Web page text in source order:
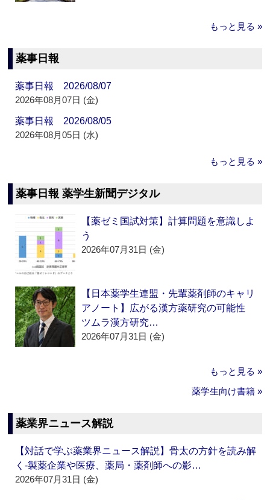
もっと見る »
薬事日報
薬事日報 2026/08/07
2026年08月07日 (金)
薬事日報 2026/08/05
2026年08月05日 (水)
もっと見る »
薬事日報 薬学生新聞デジタル
【薬ゼミ国試対策】計算問題を意識しよ
う
2026年07月31日 (金)
【日本薬学生連盟・先輩薬剤師のキャリ
アノート】広がる漢方薬研究の可能性
ツムラ漢方研究…
2026年07月31日 (金)
もっと見る »
薬学生向け書籍 »
薬業界ニュース解説
【対話で学ぶ薬業界ニュース解説】骨太の方針を読み解
く‐製薬企業や医療、薬局・薬剤師への影…
2026年07月31日 (金)